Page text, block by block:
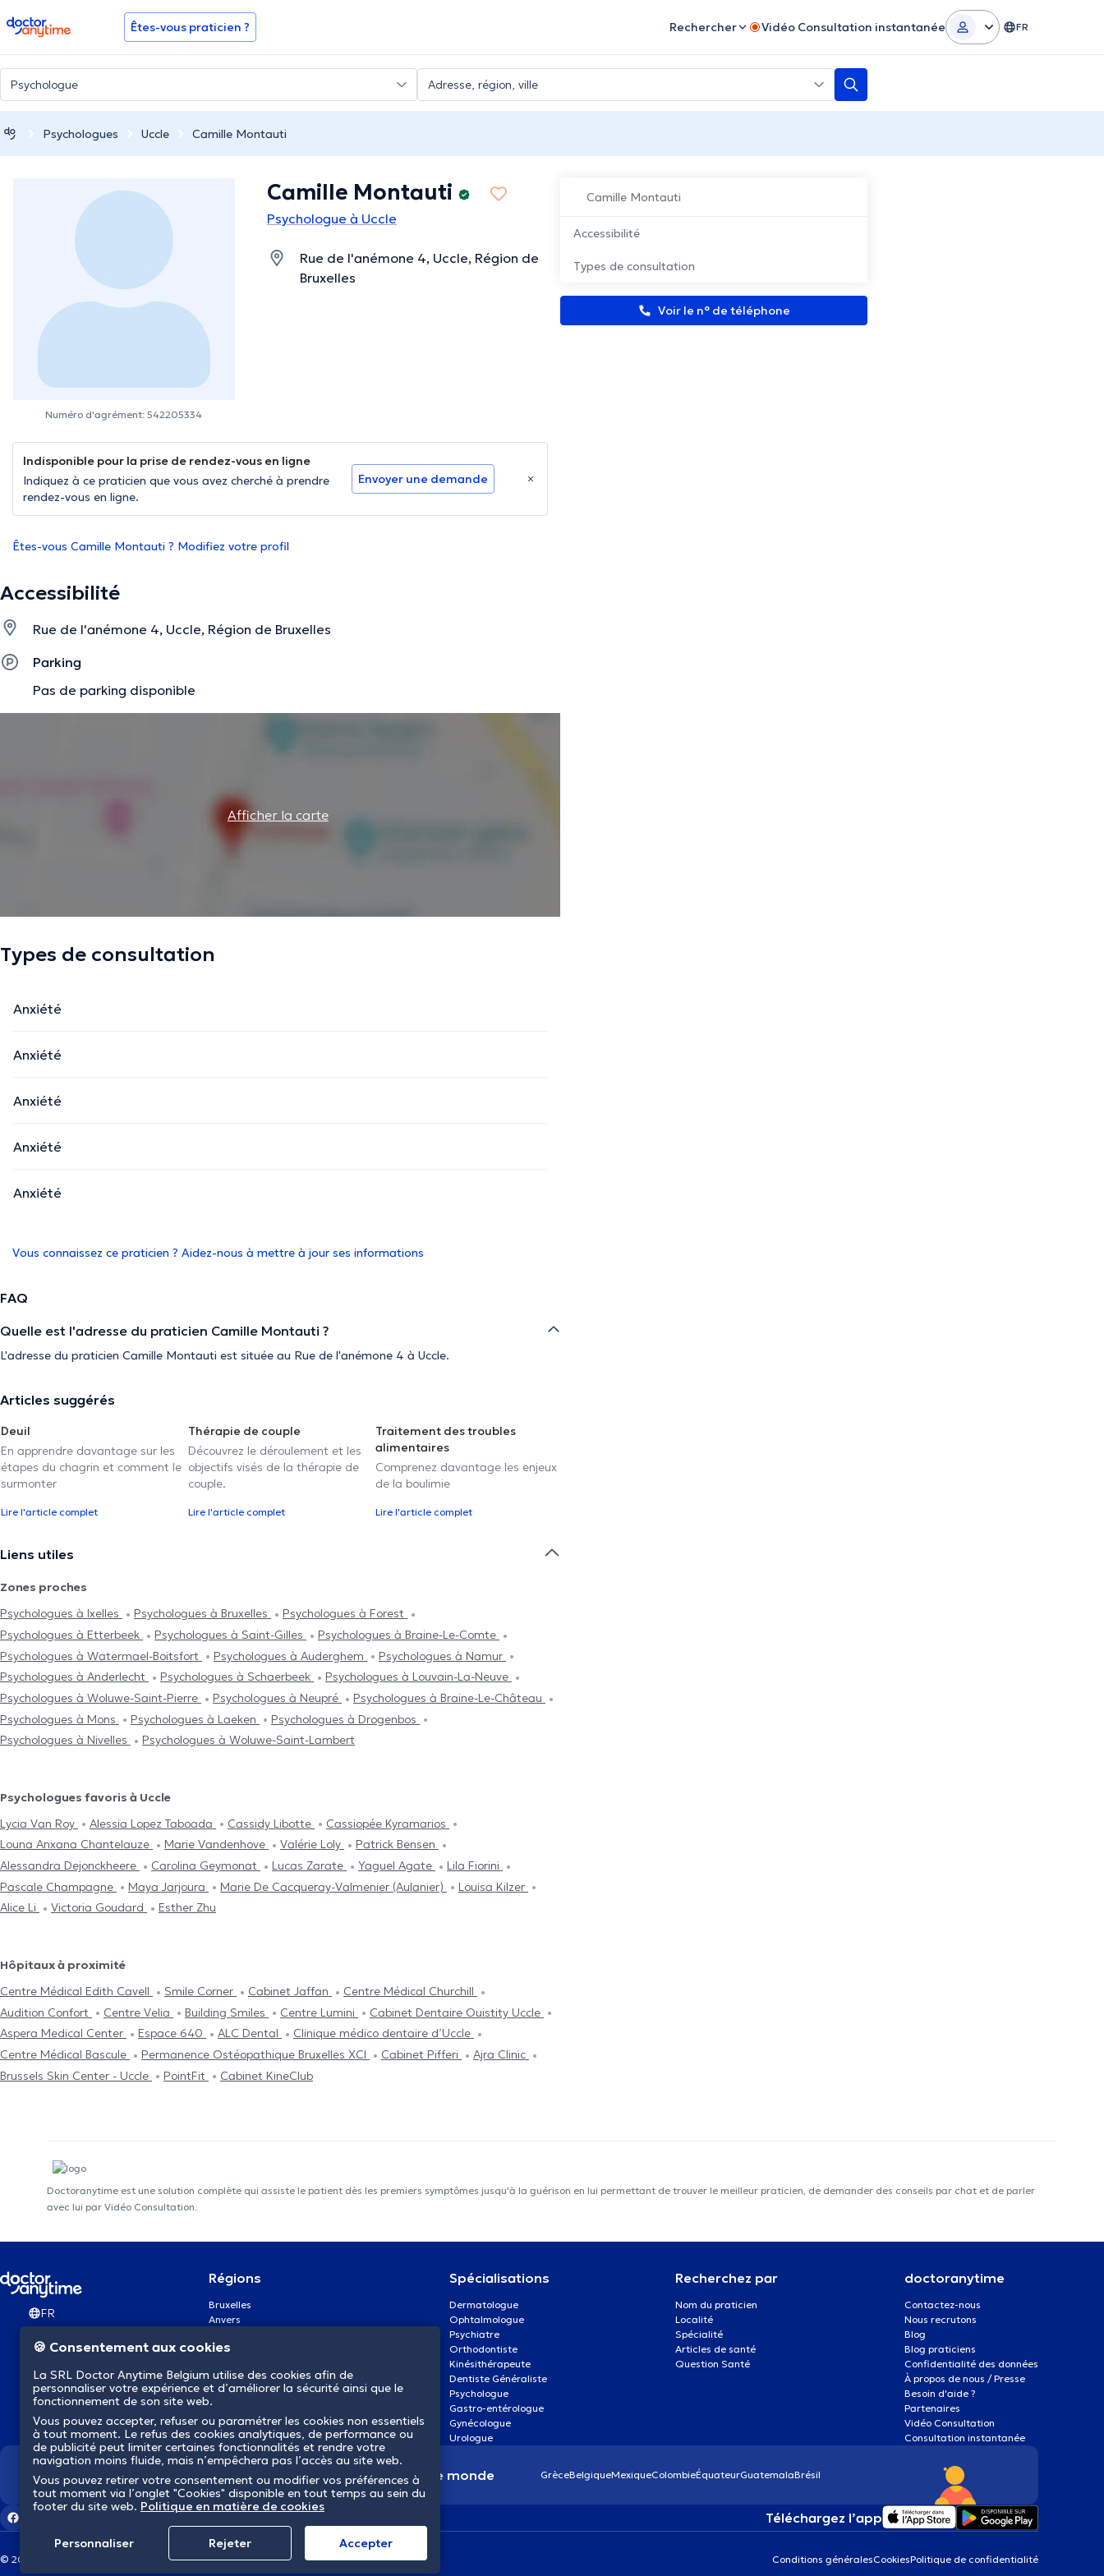
doctoranytime Êtes-vous praticien ? Rechercher Vidéo Consultation instantanée FR
Psychologues Uccle Camille Montauti
Camille Montauti
Accessibilité
Types de consultation
Voir le n° de téléphone
Numéro d'agrément: 542205334
Camille Montauti
Psychologue à Uccle
Rue de l'anémone 4, Uccle, Région de
Bruxelles
Indisponible pour la prise de rendez-vous en ligne
Indiquez à ce praticien que vous avez cherché à prendre
rendez-vous en ligne.
Envoyer une demande
Êtes-vous Camille Montauti ? Modifiez votre profil
Accessibilité
Rue de l'anémone 4, Uccle, Région de Bruxelles
Parking
Pas de parking disponible
Afficher la carte
Types de consultation
Anxiété
Anxiété
Anxiété
Anxiété
Anxiété
Vous connaissez ce praticien ? Aidez-nous à mettre à jour ses informations
FAQ
Quelle est l'adresse du praticien Camille Montauti ?
L'adresse du praticien Camille Montauti est située au Rue de l'anémone 4 à Uccle.
Articles suggérés
Deuil
En apprendre davantage sur les
étapes du chagrin et comment le
surmonter
Lire l'article complet
Thérapie de couple
Découvrez le déroulement et les
objectifs visés de la thérapie de
couple.
Lire l'article complet
Traitement des troubles
alimentaires
Comprenez davantage les enjeux
de la boulimie
Lire l'article complet
Liens utiles
Zones proches
Psychologues à Ixelles
Psychologues à Bruxelles
Psychologues à Forest
Psychologues à Etterbeek
Psychologues à Saint-Gilles
Psychologues à Braine-Le-Comte
Psychologues à Watermael-Boitsfort
Psychologues à Auderghem
Psychologues à Namur
Psychologues à Anderlecht
Psychologues à Schaerbeek
Psychologues à Louvain-La-Neuve
Psychologues à Woluwe-Saint-Pierre
Psychologues à Neupré
Psychologues à Braine-Le-Château
Psychologues à Mons
Psychologues à Laeken
Psychologues à Drogenbos
Psychologues à Nivelles
Psychologues à Woluwe-Saint-Lambert
Psychologues favoris à Uccle
Lycia Van Roy
Alessia Lopez Taboada Cassidy Libotte
Cassiopée Kyramarios
Louna Anxana Chantelauze
Marie Vandenhove Valérie Loly
Patrick Bensen
Alessandra Dejonckheere
Carolina Geymonat Lucas Zarate Yaguel Agate
Lila Fiorini
Pascale Champagne
Maya Jarjoura Marie De Cacqueray-Valmenier (Aulanier)
Louisa Kilzer
Alice Li
Victoria Goudard Esther Zhu
Hôpitaux à proximité
Centre Médical Edith Cavell
Smile Corner Cabinet Jaffan
Centre Médical Churchill
Audition Confort
Centre Velia Building Smiles Centre Lumini
Cabinet Dentaire Ouistity Uccle
Aspera Medical Center
Espace 640 ALC Dental
Clinique médico dentaire d’Uccle
Centre Médical Bascule
Permanence Ostéopathique Bruxelles XCI Cabinet Pifferi
Ajra Clinic
Brussels Skin Center - Uccle
PointFit Cabinet KineClub
Doctoranytime est une solution complète qui assiste le patient dès les premiers symptômes jusqu'à la guérison en lui permettant de trouver le meilleur praticien, de demander des conseils par chat et de parler
avec lui par Vidéo Consultation.
FR
Régions
Bruxelles
Anvers
Charleroi
Bruges
Namur
Louvain
Mons
Aalst Flandre-Orientale
Spécialisations
Dermatologue
Ophtalmologue
Psychiatre
Orthodontiste
Kinésithérapeute
Dentiste Généraliste
Psychologue
Gastro-entérologue
Gynécologue
Urologue
Recherchez par
Nom du praticien
Localité
Spécialité
Articles de santé
Question Santé
doctoranytime
Contactez-nous
Nous recrutons
Blog
Blog praticiens
Confidentialité des données
À propos de nous / Presse
Besoin d'aide ?
Partenaires
Vidéo Consultation
Consultation instantanée
Nous révolutionnons la santé dans le monde GrèceBelgiqueMexiqueColombieÉquateurGuatemalaBrésil
Téléchargez l’app
Conditions généralesCookiesPolitique de confidentialité
© 2026 doctoranytime
🍪 Consentement aux cookies
La SRL Doctor Anytime Belgium utilise des cookies afin de
personnaliser votre expérience et d’améliorer la sécurité ainsi que le
fonctionnement de son site web.
Vous pouvez accepter, refuser ou paramétrer les cookies non essentiels
à tout moment. Le refus des cookies analytiques, de performance ou
de publicité peut limiter certaines fonctionnalités et rendre votre
navigation moins fluide, mais n’empêchera pas l’accès au site web.
Vous pouvez retirer votre consentement ou modifier vos préférences à
tout moment via l’onglet "Cookies" disponible en tout temps au sein du
footer du site web. Politique en matière de cookies
Personnaliser Rejeter Αccepter